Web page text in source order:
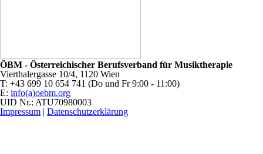
ÖBM - Österreichischer Berufsverband für Musiktherapie
Vierthalergasse 10/4, 1120 Wien
T: +43 699 10 654 741 (Do und Fr 9:00 - 11:00)
E: info(a)oebm.org
UID Nr.: ATU70980003
Impressum | Datenschutzerklärung